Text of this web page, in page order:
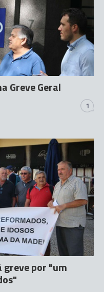
Greve Geral
1
greve por "um